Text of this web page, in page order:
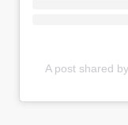
A post shared